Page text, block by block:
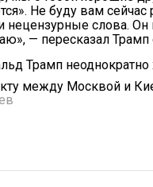
Не буду вам сейчас
нецензурные слова.
— пересказал Трамп
Трамп
между Москвой и